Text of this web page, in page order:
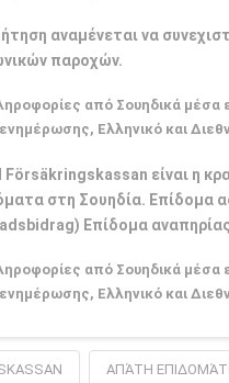
αναμένεται να
παροχών.
από Σουηδικά μέσα
Ελληνικό και
Försäkringskassan είναι η
στη Σουηδία. Επίδομα
Επίδομα
από Σουηδικά μέσα
Ελληνικό και
ΑΠΆΤΗ